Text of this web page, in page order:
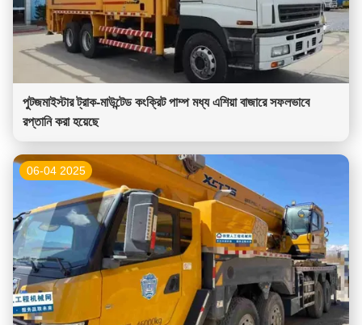
পুটজমাইস্টার ট্রাক-মাউন্টেড কংক্রিট পাম্প মধ্য এশিয়া বাজারে সফলভাবে
রপ্তানি করা হয়েছে
06-04 2025